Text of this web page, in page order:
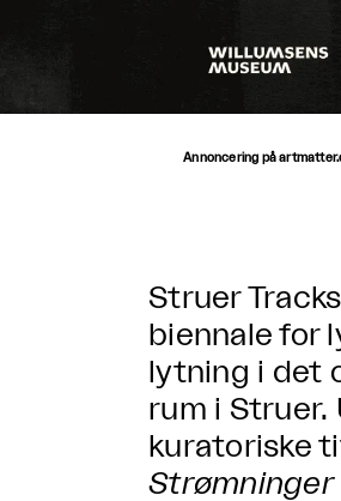
Annoncering på
Struer
biennale for
lytning i det
rum i Struer.
kuratoriske
Strømninger